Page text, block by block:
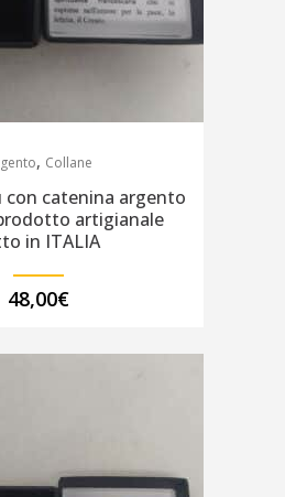
, Collane
con catenina argento
artigianale
in ITALIA
48,00€